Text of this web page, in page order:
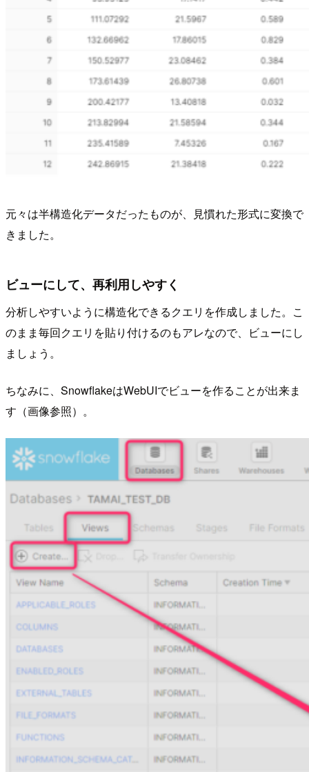
元々は半構造化データだったものが、見慣れた形式に変換で
きました。
ビューにして、再利用しやすく
分析しやすいように構造化できるクエリを作成しました。こ
のまま毎回クエリを貼り付けるのもアレなので、ビューにし
ましょう。
ちなみに、SnowflakeはWebUIでビューを作ることが出来ま
す（画像参照）。